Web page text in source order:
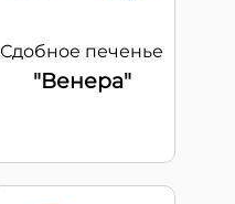
Сдобное печенье
"Венера"